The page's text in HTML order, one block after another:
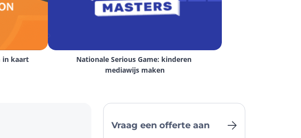
in kaart
Nationale Serious Game: kinderen
mediawijs maken
Vraag een offerte aan